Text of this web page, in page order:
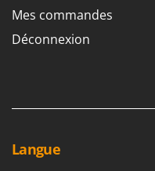
Mes commandes
Déconnexion
Langue